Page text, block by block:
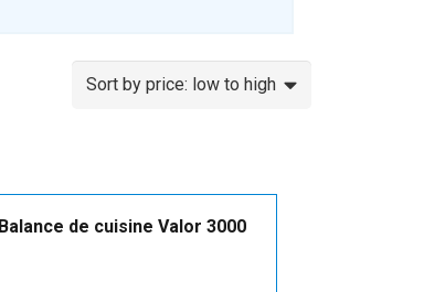
Balance de cuisine Valor 3000